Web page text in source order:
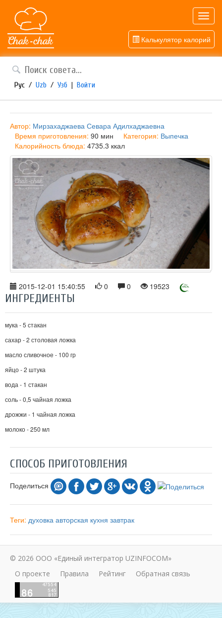
Калькулятор калорий
Рус / Uzb / Узб | Войти
Автор: Мирзахаджаева Севара Адилхаджаевна
Время приготовления: 90 мин Категория: Выпечка
Калорийность блюда: 4735.3 ккал
2015-12-01 15:40:55 0 0 19523
ИНГРЕДИЕНТЫ
мука - 5 стакан
сахар - 2 столовая ложка
масло сливочное - 100 гр
яйцо - 2 штука
вода - 1 стакан
соль - 0,5 чайная ложка
дрожжи - 1 чайная ложка
молоко - 250 мл
СПОСОБ ПРИГОТОВЛЕНИЯ
Поделиться
Теги: духовка авторская кухня завтрак
© 2026 ООО «Единый интегратор UZINFOCOM»
О проекте
Правила Рейтинг Обратная связь